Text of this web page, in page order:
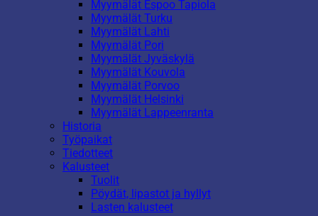
Myymälät Espoo Tapiola
Myymälät Turku
Myymälät Lahti
Myymälät Pori
Myymälät Jyväskylä
Myymälät Kouvola
Myymälät Porvoo
Myymälät Helsinki
Myymälät Lappeenranta
Historia
Työpaikat
Tiedotteet
Kalusteet
Tuolit
Pöydät, lipastot ja hyllyt
Lasten kalusteet